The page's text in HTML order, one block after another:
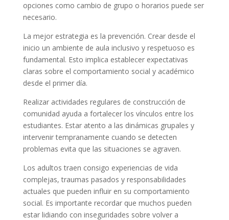
opciones como cambio de grupo o horarios puede ser
necesario.
La mejor estrategia es la prevención. Crear desde el
inicio un ambiente de aula inclusivo y respetuoso es
fundamental. Esto implica establecer expectativas
claras sobre el comportamiento social y académico
desde el primer día.
Realizar actividades regulares de construcción de
comunidad ayuda a fortalecer los vínculos entre los
estudiantes. Estar atento a las dinámicas grupales y
intervenir tempranamente cuando se detecten
problemas evita que las situaciones se agraven.
Los adultos traen consigo experiencias de vida
complejas, traumas pasados y responsabilidades
actuales que pueden influir en su comportamiento
social. Es importante recordar que muchos pueden
estar lidiando con inseguridades sobre volver a